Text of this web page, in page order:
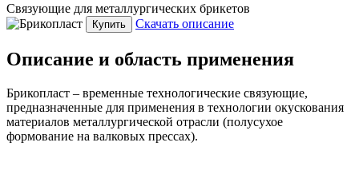
Связующие для металлургических брикетов
Купить Скачать описание
Описание и область применения
Брикопласт – временные технологические связующие,
предназначенные для применения в технологии окускования
материалов металлургической отрасли (полусухое
формование на валковых прессах).